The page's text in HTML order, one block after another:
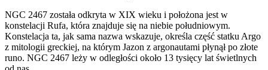
NGC 2467 została odkryta w XIX wieku i położona jest w
konstelacji Rufa, która znajduje się na niebie południowym.
Konstelacja ta, jak sama nazwa wskazuje, określa część statku Argo
z mitologii greckiej, na którym Jazon z argonautami płynął po złote
runo. NGC 2467 leży w odległości około 13 tysięcy lat świetlnych